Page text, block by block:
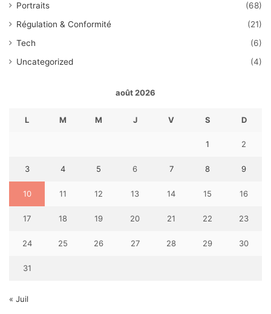
Portraits
(68)
Régulation & Conformité
(21)
Tech
(6)
Uncategorized
(4)
août 2026
L M M J V S D
1 2
3 4 5 6 7 8 9
10 11 12 13 14 15 16
17 18 19 20 21 22 23
24 25 26 27 28 29 30
31
« Juil